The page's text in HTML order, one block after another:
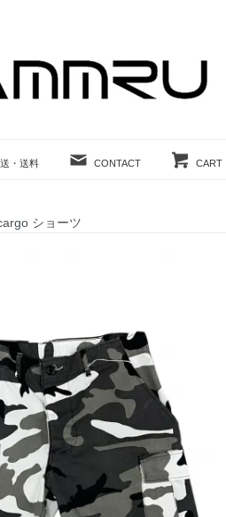
・送料 CONTACT CART
ショーツ